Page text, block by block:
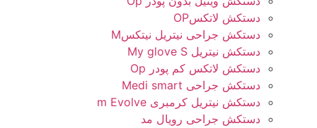
دستکش لاتکسOP
دستکش جراحی نیتریل نیتکسM
دستکش نیتریل My glove S
دستکش لاتکس کم پودر Op
دستکش جراحی Medi smart
دستکش نیتریل کرمبری m Evolve
دستکش جراحی رویال مد